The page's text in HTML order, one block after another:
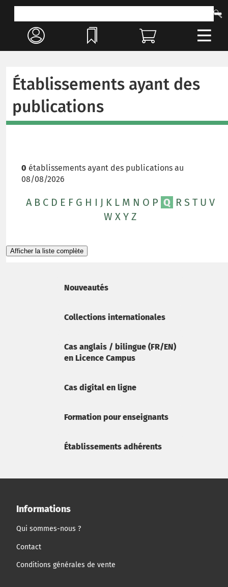
Établissements ayant des
publications
0 établissements ayant des publications au
08/08/2026
A B C D E F G H I J K L M N O P Q R S T U V
W X Y Z
Afficher la liste complète
Nouveautés
Collections internationales
Cas anglais / bilingue (FR/EN)
en Licence Campus
Cas digital en ligne
Formation pour enseignants
Établissements adhérents
Informations
Qui sommes-nous ?
Contact
Conditions générales de vente